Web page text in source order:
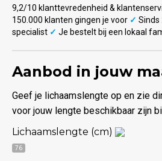
9,2/10 klanttevredenheid &
150.000 klanten gingen je voor ✓ Sinds
specialist ✓ Je bestelt bij een lokaal
Aanbod in jouw
Geef je lichaamslengte op en zie
voor jouw lengte beschikbaar zijn
Lichaamslengte (cm)
76